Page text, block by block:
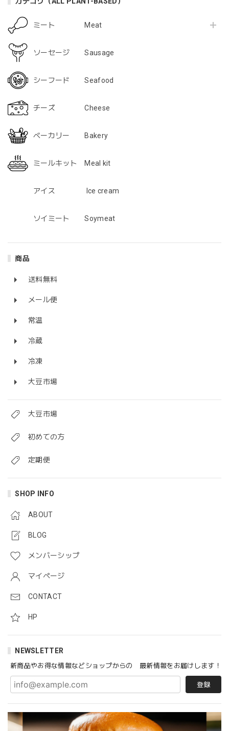
ミート Meat
ソーセージ Sausage
シーフード Seafood
チーズ Cheese
ベーカリー Bakery
ミールキット Meal kit
アイス Ice cream
ソイミート Soymeat
商品
送料無料
メール便
常温
冷蔵
冷凍
大豆市場
大豆市場
初めての方
定期便
SHOP INFO
ABOUT
BLOG
メンバーシップ
マイページ
CONTACT
HP
NEWSLETTER
新商品やお得な情報などショップからの 最新情報をお届けします！
登録
2023/01/20
大好きで大量買いしました。 今まで食べたveganソーセージ
で一番美味しいです！！ クオリティがかなり高くびっくり
です！
2022/02/07
「marudeソーセージ」2.0 登場！ 動物性不使用ヴィーガンソーセージ VEGAN Marude Sausage 4本 x 60g
冷蔵
2020/07/05